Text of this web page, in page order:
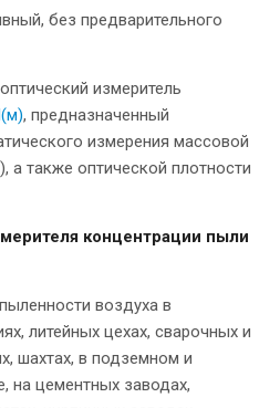
без предварительного
измеритель
, предназначенный
измерения массовой
также оптической плотности
концентрации пыли
воздуха в
литейных цехах, сварочных и
шахтах, в подземном и
на цементных заводах,